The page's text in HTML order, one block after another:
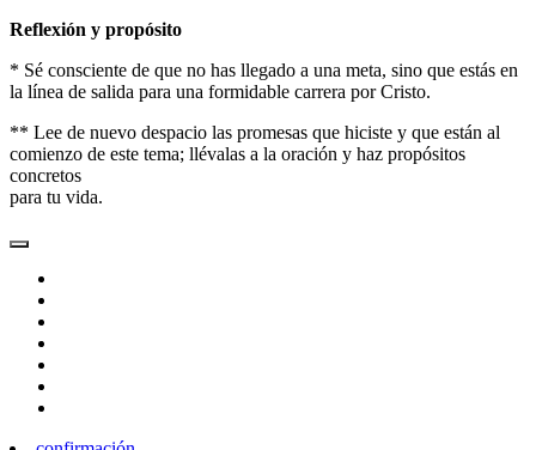
Reflexión y propósito
* Sé consciente de que no has llegado a una meta, sino que estás en
la línea de salida para una formidable carrera por Cristo.
** Lee de nuevo despacio las promesas que hiciste y que están al
comienzo de este tema; llévalas a la oración y haz propósitos
concretos
para tu vida.